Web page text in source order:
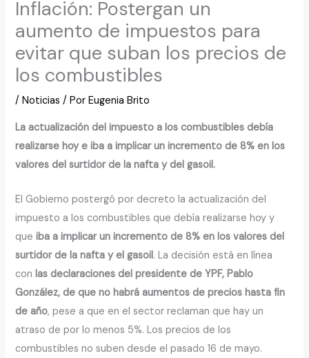
Inflación: Postergan un
aumento de impuestos para
evitar que suban los precios de
los combustibles
/Noticias / PorEugenia Brito
La actualización del impuesto a los combustibles debía
realizarse hoy e iba a implicar un incremento de 8% en los
valores del surtidor de la nafta y del gasoil.
El Gobierno postergó por decreto la actualización del
impuesto a los combustibles que debía realizarse hoy y
queiba a implicar un incremento de 8% en los valores del
surtidor de la nafta y el gasoil. La decisión está en línea
conlas declaraciones del presidente de YPF, Pablo
González, de que no habrá aumentos de precios hasta fin
de año, pese a que en el sector reclaman que hay un
atraso de por lo menos 5%. Los precios de los
combustibles no suben desde el pasado 16 de mayo.